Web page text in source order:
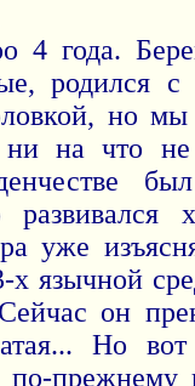
4 года.
родился
но мы
ни на что
уже
х язычной
он
Но
прежнему